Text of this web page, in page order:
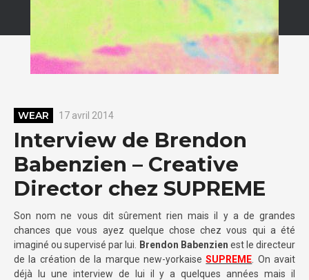
WEAR 17 avril 2014
Interview de Brendon
Babenzien – Creative
Director chez SUPREME
Son nom ne vous dit sûrement rien mais il y a de grandes
chances que vous ayez quelque chose chez vous qui a été
imaginé ou supervisé par lui.
Brendon Babenzien est le directeur
de la création de la marque new-yorkaiseSUPREME . On avait
déjà lu une interview de lui il y a quelques années mais il